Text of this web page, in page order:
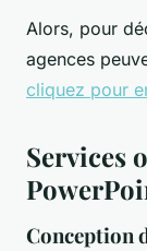
Alors, pour
agences
cliquez pour
Services
Conception